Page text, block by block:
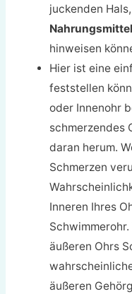
juckenden
hinweisen
Hier ist eine
feststellen
oder Innenohr
schmerzendes
daran herum.
Schmerzen
Inneren Ihres
äußeren Ohrs
äußeren